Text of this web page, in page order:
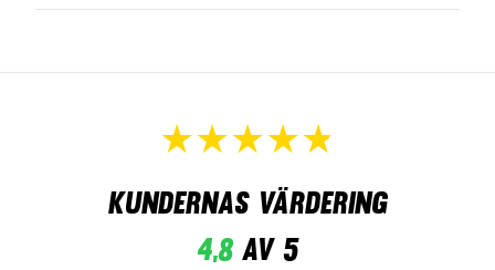
Kundernas värdering
4,8 av 5